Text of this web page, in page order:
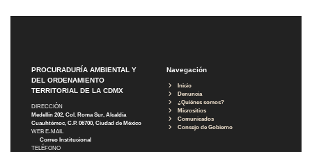
PROCURADURÍA AMBIENTAL Y
DEL ORDENAMIENTO
TERRITORIAL DE LA CDMX
DIRECCIÓN
Medellín 202, Col. Roma Sur, Alcaldía
Cuauhtémoc, C.P. 06700, Ciudad de México
WEB E-MAIL
Correo Institucional
TELÉFONO
Navegación
Inicio
Denuncia
¿Quiénes somos?
Micrositios
Comunicados
Consejo de Gobierno